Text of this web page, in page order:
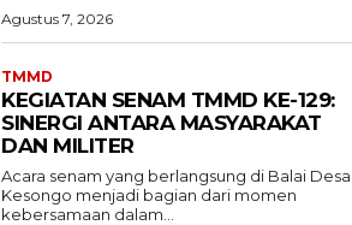
Agustus 7, 2026
TMMD
KEGIATAN SENAM TMMD KE-129:
SINERGI ANTARA MASYARAKAT
DAN MILITER
Acara senam yang berlangsung di Balai Desa
Kesongo menjadi bagian dari momen
kebersamaan dalam...